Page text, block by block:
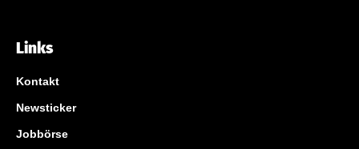
Links
Kontakt
Newsticker
Jobbörse